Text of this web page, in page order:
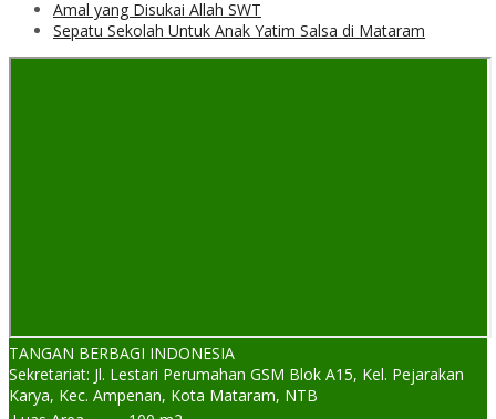
Amal yang Disukai Allah SWT
Sepatu Sekolah Untuk Anak Yatim Salsa di Mataram
TANGAN BERBAGI INDONESIA
Sekretariat: Jl. Lestari Perumahan GSM Blok A15, Kel. Pejarakan
Karya, Kec. Ampenan, Kota Mataram, NTB